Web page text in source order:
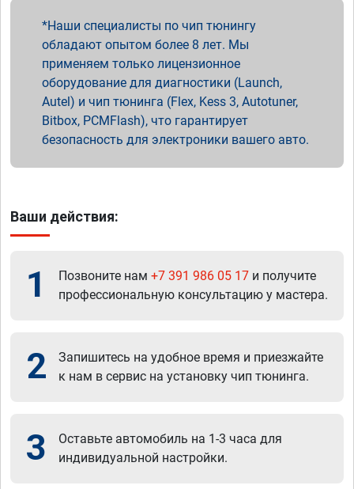
Наши специалисты по чип тюнингу
обладают опытом более 8 лет. Мы
применяем только лицензионное
оборудование для диагностики (Launch,
Autel) и чип тюнинга (Flex, Kess 3, Autotuner,
Bitbox, PCMFlash), что гарантирует
безопасность для электроники вашего авто.
Ваши действия:
1 Позвоните нам +7 391 986 05 17 и получите
профессиональную консультацию у мастера.
2
Запишитесь на удобное время и приезжайте
к нам в сервис на установку чип тюнинга.
3
Оставьте автомобиль на 1-3 часа для
индивидуальной настройки.